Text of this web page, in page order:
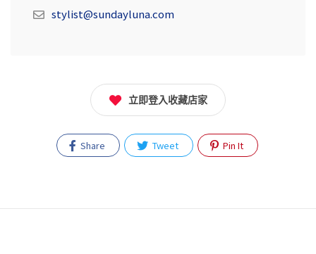
stylist@sundayluna.com
立即登入收藏店家
Share Tweet Pin It